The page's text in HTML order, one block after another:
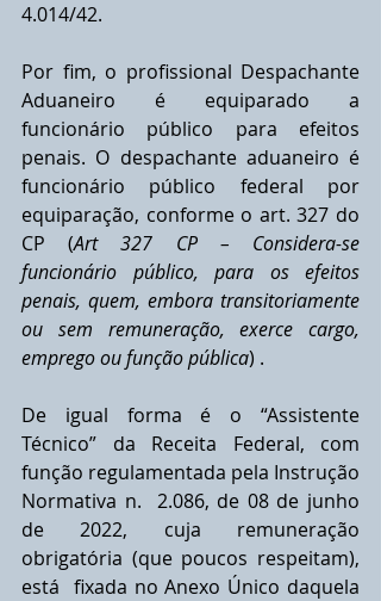
4.014/42.
Por fim, o profissional Despachante
Aduaneiro é equiparado a
funcionário público para efeitos
penais. O despachante aduaneiro é
funcionário público federal por
equiparação, conforme o art. 327 do
CP (Art 327 CP – Considera-se
funcionário público, para os efeitos
penais, quem, embora transitoriamente
ou sem remuneração, exerce cargo,
emprego ou função pública) .
De igual forma é o “Assistente
Técnico” da Receita Federal, com
função regulamentada pela Instrução
Normativa n.  2.086, de 08 de junho
de 2022, cuja remuneração
obrigatória (que poucos respeitam),
está  fixada no Anexo Único daquela